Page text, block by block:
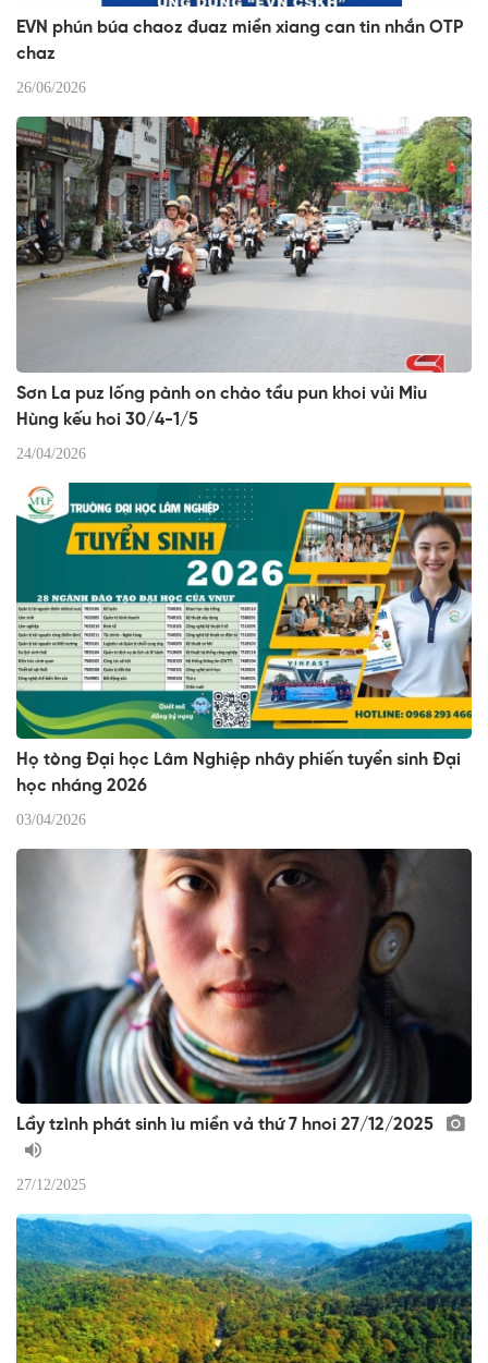
EVN phún búa chaoz đuaz miền xiang can tin nhắn OTP
chaz
26/06/2026
Sơn La puz lống pành on chào tầu pun khoi vủi Mỉu
Hùng kếu hoi 30/4-1/5
24/04/2026
Họ tòng Đại học Lâm Nghiệp nhây phiến tuyển sinh Đại
học nháng 2026
03/04/2026
Lầy tzình phát sinh ìu miền vả thứ 7 hnoi 27/12/2025
27/12/2025